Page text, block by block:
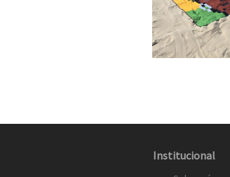
Institucional